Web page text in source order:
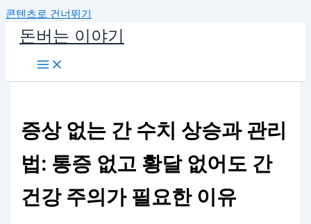
콘텐츠로 건너뛰기
돈버는 이야기
증상 없는 간 수치 상승과 관리
법: 통증 없고 황달 없어도 간
건강 주의가 필요한 이유